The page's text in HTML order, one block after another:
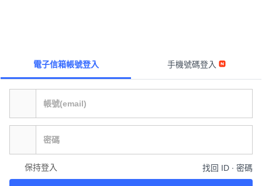
電子信箱帳號登入 手機號碼登入
保持登入 找回 ID ∙ 密碼